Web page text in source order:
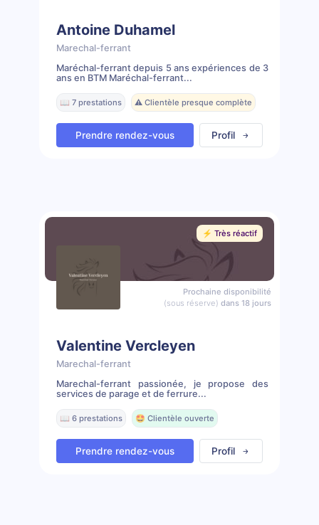
Antoine Duhamel
Marechal-ferrant
Maréchal-ferrant depuis 5 ans expériences de 3
ans en BTM Maréchal-ferrant...
📖 7 prestations ⚠️ Clientèle presque complète
Prendre rendez-vous Profil
⚡️ Très réactif
Prochaine disponibilité
(sous réserve) dans 18 jours
Valentine Vercleyen
Marechal-ferrant
Marechal-ferrant passionée, je propose des
services de parage et de ferrure...
📖 6 prestations 🤩 Clientèle ouverte
Prendre rendez-vous Profil